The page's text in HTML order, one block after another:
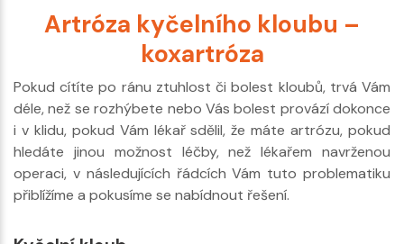
Artróza kyčelního kloubu –
koxartróza
Pokud cítíte po ránu ztuhlost či bolest kloubů, trvá Vám
déle, než se rozhýbete nebo Vás bolest provází dokonce
i v klidu, pokud Vám lékař sdělil, že máte artrózu, pokud
hledáte jinou možnost léčby, než lékařem navrženou
operaci, v následujících řádcích Vám tuto problematiku
přiblížíme a pokusíme se nabídnout řešení.